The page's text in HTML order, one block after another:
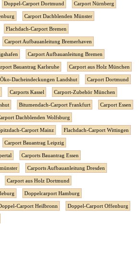
Doppel-Carport Dortmund Carport Nürnberg
Carport Dachblenden Münster
Flachdach-Carport Bremen
Carport Aufbauanleitung Bremerhaven
Carport Aufbauanleitung Bremen
Bauantrag Karlsruhe Carport aus Holz München
Dacheindeckungen Landshut Carport Dortmund
Carports Kassel Carport-Zubehör München
Bitumendach-Carport Frankfurt Carport Essen
Dachblenden Wolfsburg
Carport Mainz Flachdach-Carport Wittingen
Carport Bauantrag Leipzig
Carports Bauantrag Essen
Carports Aufbauanleitung Dresden
Carport aus Holz Dortmund
Doppelcarport Hamburg
Carport Heilbronn Doppel-Carport Offenburg